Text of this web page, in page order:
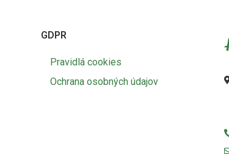
GDPR
Pravidlá cookies
Ochrana osobných údajov